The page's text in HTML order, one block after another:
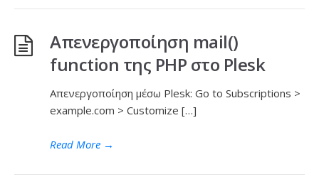
Απενεργοποίηση mail()
function της PHP στο Plesk
Απενεργοποίηση μέσω Plesk: Go to Subscriptions >
example.com > Customize […]
Read More →